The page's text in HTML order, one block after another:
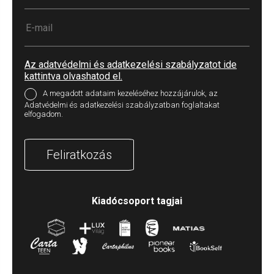
Az adatvédelmi és adatkezelési szabályzatot ide
kattintva olvashatod el.
A megadott adataim kezeléséhez hozzájárulok, az
Adatvédelmi és adatkezelési szabályzatban foglaltakat
elfogadom.
Feliratkozás
Kiadócsoport tagjai